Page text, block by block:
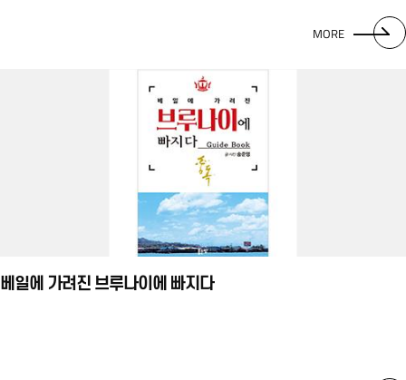
MORE
베일에 가려진 브루나이에 빠지다